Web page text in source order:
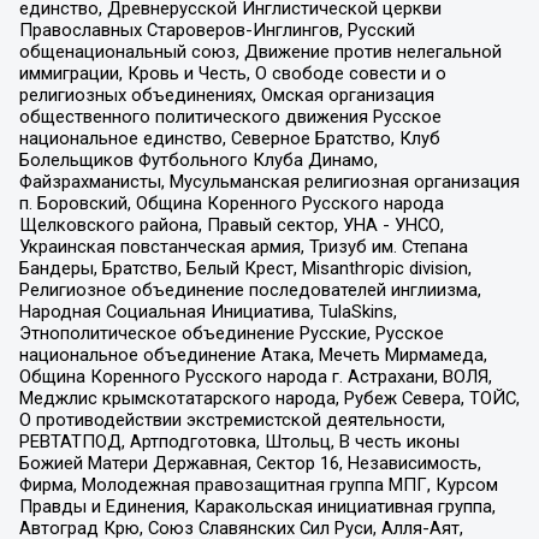
единство, Древнерусской Инглистической церкви
Православных Староверов-Инглингов, Русский
общенациональный союз, Движение против нелегальной
иммиграции, Кровь и Честь, О свободе совести и о
религиозных объединениях, Омская организация
общественного политического движения Русское
национальное единство, Северное Братство, Клуб
Болельщиков Футбольного Клуба Динамо,
Файзрахманисты, Мусульманская религиозная организация
п. Боровский, Община Коренного Русского народа
Щелковского района, Правый сектор, УНА - УНСО,
Украинская повстанческая армия, Тризуб им. Степана
Бандеры, Братство, Белый Крест, Misanthropic division,
Религиозное объединение последователей инглиизма,
Народная Социальная Инициатива, TulaSkins,
Этнополитическое объединение Русские, Русское
национальное объединение Атака, Мечеть Мирмамеда,
Община Коренного Русского народа г. Астрахани, ВОЛЯ,
Меджлис крымскотатарского народа, Рубеж Севера, ТОЙС,
О противодействии экстремистской деятельности,
РЕВТАТПОД, Артподготовка, Штольц, В честь иконы
Божией Матери Державная, Сектор 16, Независимость,
Фирма, Молодежная правозащитная группа МПГ, Курсом
Правды и Единения, Каракольская инициативная группа,
Автоград Крю, Союз Славянских Сил Руси, Алля-Аят,